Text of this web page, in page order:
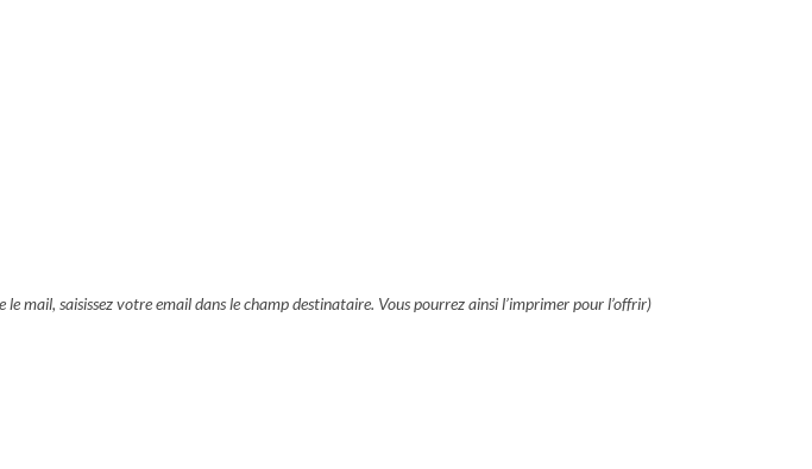
mail, saisissez votre email dans le champ destinataire. Vous pourrez ainsi l’imprimer pour l’offrir)